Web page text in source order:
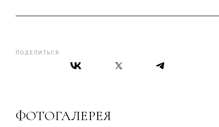
ПОДЕЛИТЬСЯ
ФОТОГАЛЕРЕЯ